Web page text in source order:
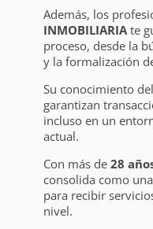
Además, los
INMOBILIARIAte
proceso, desde la
y la formalización
Su conocimiento
garantizan
incluso en un
actual.
Con más de 28
consolida como
para recibir
nivel.